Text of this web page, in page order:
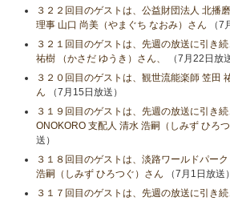
３２２回目のゲストは、公益財団法人 北播
理事 山口 尚美（やまぐち なおみ）さん （7
３２１回目のゲストは、先週の放送に引き
祐樹 （かさだ ゆうき）さん、
（7月22日放
３２０回目のゲストは、観世流能楽師 笠田
ん （7月15日放送）
３１９回目のゲストは、先週の放送に引き
ONOKORO 支配人 清水 浩嗣（しみず ひろ
送）
３１８回目のゲストは、淡路ワールドパー
浩嗣（しみず ひろつぐ）さん （7月1日放送）
３１７回目のゲストは、先週の放送に引き